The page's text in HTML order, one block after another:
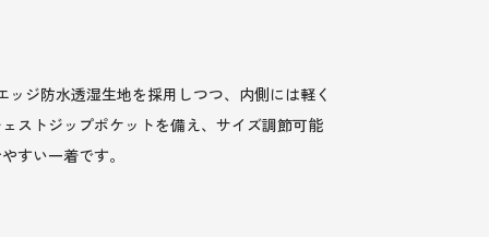
ジ防水透湿生地を採用しつつ、内側には軽く
ストジップポケットを備え、サイズ調節可能
すい一着です。